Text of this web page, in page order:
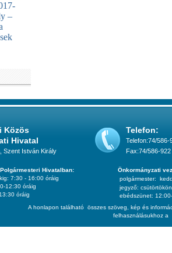
–
Közös
Hivatal
Szent István Király
Telefon:
Telefon:74/586-
Fax:74/586-922
A honlapon található összes szöveg, kép és
felhasználásukhoz a
Hivatalban:
7:30 - 16:00 óráig
12:30 óráig
óráig
Önkormányzati
polgármester:
jegyző: csütörtökön
ebédszünet: